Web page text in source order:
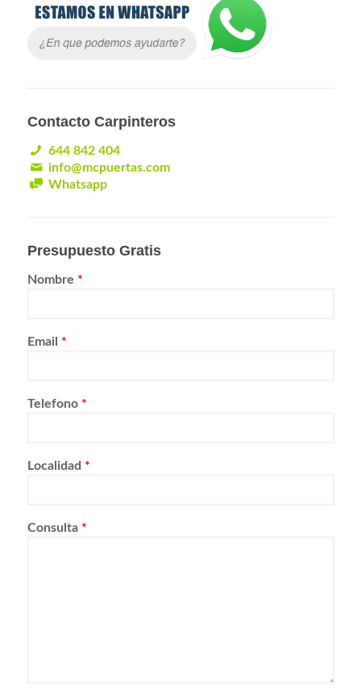
Contacto Carpinteros
644 842 404
info@mcpuertas.com
Whatsapp
Presupuesto Gratis
Nombre *
Email *
Telefono *
Localidad *
Consulta *